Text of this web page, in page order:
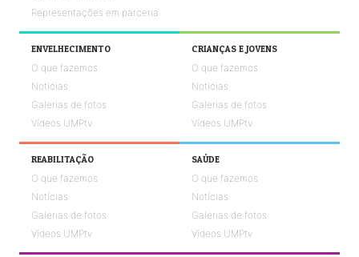
Representações em parceria
ENVELHECIMENTO
O que fazemos
Notícias
Galerias de fotos
Vídeos UMPtv
CRIANÇAS E JOVENS
O que fazemos
Notícias
Galerias de fotos
Vídeos UMPtv
REABILITAÇÃO
O que fazemos
Notícias
Galerias de fotos
Vídeos UMPtv
SAÚDE
O que fazemos
Notícias
Galerias de fotos
Vídeos UMPtv